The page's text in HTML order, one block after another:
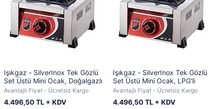
Işıkgaz - SilverInox Tek Gözlü
Set Üstü Mini Ocak, Doğalgazlı
Avantajlı Fiyat - Ücretsiz Kargo
4.496,50 TL + KDV
Işıkgaz - SilverInox Tek Gözlü
Set Üstü Mini Ocak, LPG'li
Avantajlı Fiyat - Ücretsiz Kargo
4.496,50 TL + KDV